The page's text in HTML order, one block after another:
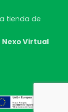
tienda de
Nexo Virtual